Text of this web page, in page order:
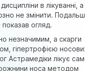
в лікуванні, а
не змінити.
огляд.
незначимим, а скарги
гіпертрофією
Астрамедіки лікує
носа методом